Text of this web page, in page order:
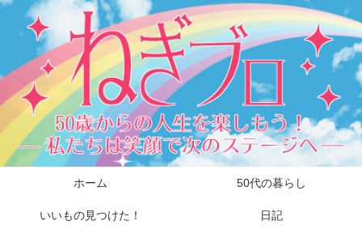
ホーム 50代の暮らし
いいもの見つけた！ 日記